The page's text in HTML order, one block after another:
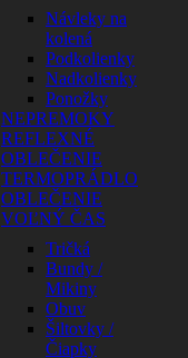
Návleky na
kolená
Podkolienky
Nadkolienky
Ponožky
NEPREMOKY
REFLEXNÉ
OBLEČENIE
TERMOPRÁDLO
OBLEČENIE
VOĽNÝ ČAS
Tričká
Bundy /
Mikiny
Obuv
Šiltovky /
Čiapky